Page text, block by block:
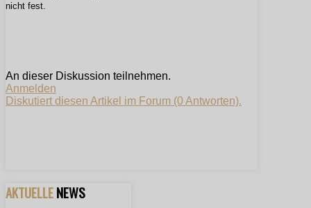
nicht fest.
An dieser Diskussion teilnehmen.
Anmelden
Diskutiert diesen Artikel im Forum (0 Antworten).
AKTUELLENEWS